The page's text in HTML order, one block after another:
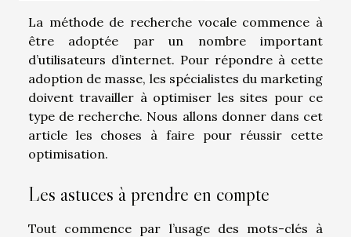
La méthode de recherche vocale commence à
être adoptée par un nombre important
d’utilisateurs d’internet. Pour répondre à cette
adoption de masse, les spécialistes du marketing
doivent travailler à optimiser les sites pour ce
type de recherche. Nous allons donner dans cet
article les choses à faire pour réussir cette
optimisation.
Les astuces à prendre en compte
Tout commence par l’usage des mots-clés à